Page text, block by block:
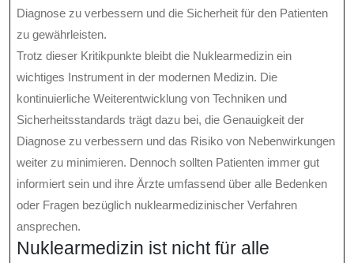
Diagnose zu verbessern und die Sicherheit für den Patienten
zu gewährleisten.
Trotz dieser Kritikpunkte bleibt die Nuklearmedizin ein
wichtiges Instrument in der modernen Medizin. Die
kontinuierliche Weiterentwicklung von Techniken und
Sicherheitsstandards trägt dazu bei, die Genauigkeit der
Diagnose zu verbessern und das Risiko von Nebenwirkungen
weiter zu minimieren. Dennoch sollten Patienten immer gut
informiert sein und ihre Ärzte umfassend über alle Bedenken
oder Fragen bezüglich nuklearmedizinischer Verfahren
ansprechen.
Nuklearmedizin ist nicht für alle